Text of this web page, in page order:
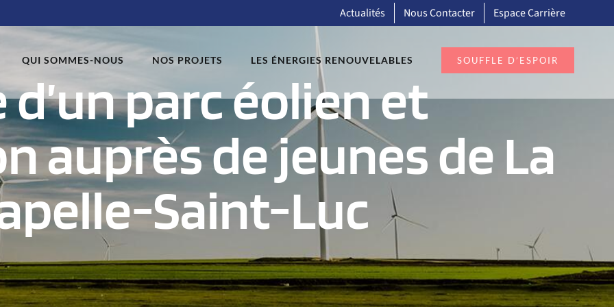
Actualités Nous Contacter Espace Carrière
QUI SOMMES-NOUS NOS PROJETS LES ÉNERGIES RENOUVELABLES SOUFFLE D’ESPOIR
parc éolien et
auprès de jeunes de La
Saint-Luc